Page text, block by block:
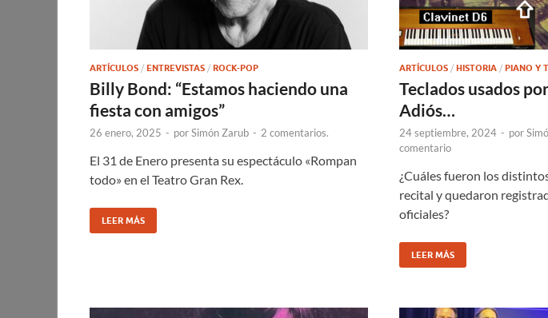
ARTÍCULOS / ENTREVISTAS / ROCK-POP
Billy Bond: “Estamos haciendo una
fiesta con amigos”
26 enero, 2025 - porSimón Zarub - 2 comentarios.
El 31 de Enero presenta su espectáculo «Rompan
todo» en el Teatro Gran Rex.
LEER MÁS
ARTÍCULOS / HISTORIA / PIANO Y
Teclados usados
Adiós…
24 septiembre, 2024 - por
comentario
¿Cuáles fueron los
recital y quedaron
oficiales?
LEER MÁS